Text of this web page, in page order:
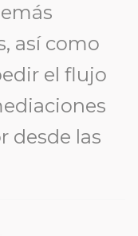
así como
el flujo
desde las